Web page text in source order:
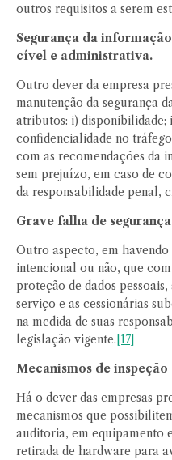
outros requisitos a serem
Segurança da
cível e administrativa.
Outro dever da empresa
manutenção da segurança
atributos: i) disponibilidade;
confidencialidade no
com as recomendações da
sem prejuízo, em caso de
da responsabilidade penal,
Grave falha de
Outro aspecto, em
intencional ou não, que
proteção de dados
serviço e as cessionárias
na medida de suas
legislação vigente. [17]
Mecanismos de inspeção
Há o dever das empresas
mecanismos que
auditoria, em equipamento
retirada de hardware para